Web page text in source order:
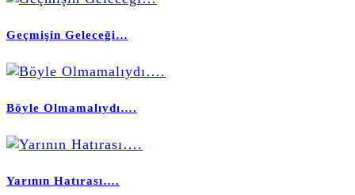
Geçmişin Geleceği…
Böyle Olmamalıydı….
Yarının Hatırası….